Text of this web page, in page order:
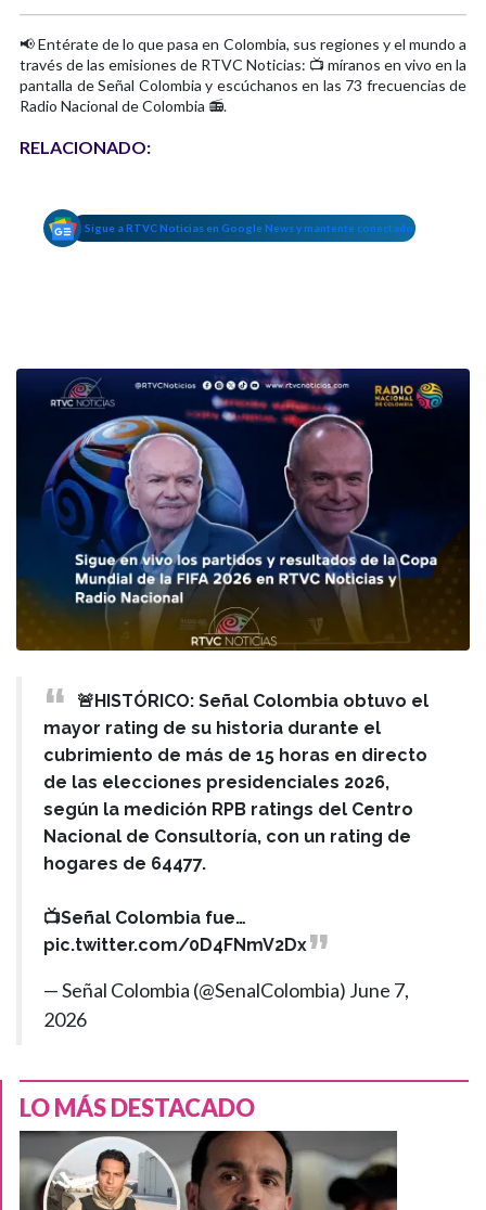
📢 Entérate de lo que pasa en Colombia, sus regiones y el mundo a
través de las emisiones de RTVC Noticias: 📺 míranos en vivo en la
pantalla de Señal Colombia y escúchanos en las 73 frecuencias de
Radio Nacional de Colombia 📻.
RELACIONADO:
Sigue a RTVC Noticias en Google News y mantente conectado
🚨HISTÓRICO: Señal Colombia obtuvo el
mayor rating de su historia durante el
cubrimiento de más de 15 horas en directo
de las elecciones presidenciales 2026,
según la medición RPB ratings del Centro
Nacional de Consultoría, con un rating de
hogares de 64477.
📺Señal Colombia fue…
pic.twitter.com/0D4FNmV2Dx
— Señal Colombia (@SenalColombia) June 7,
2026
LO MÁS DESTACADO